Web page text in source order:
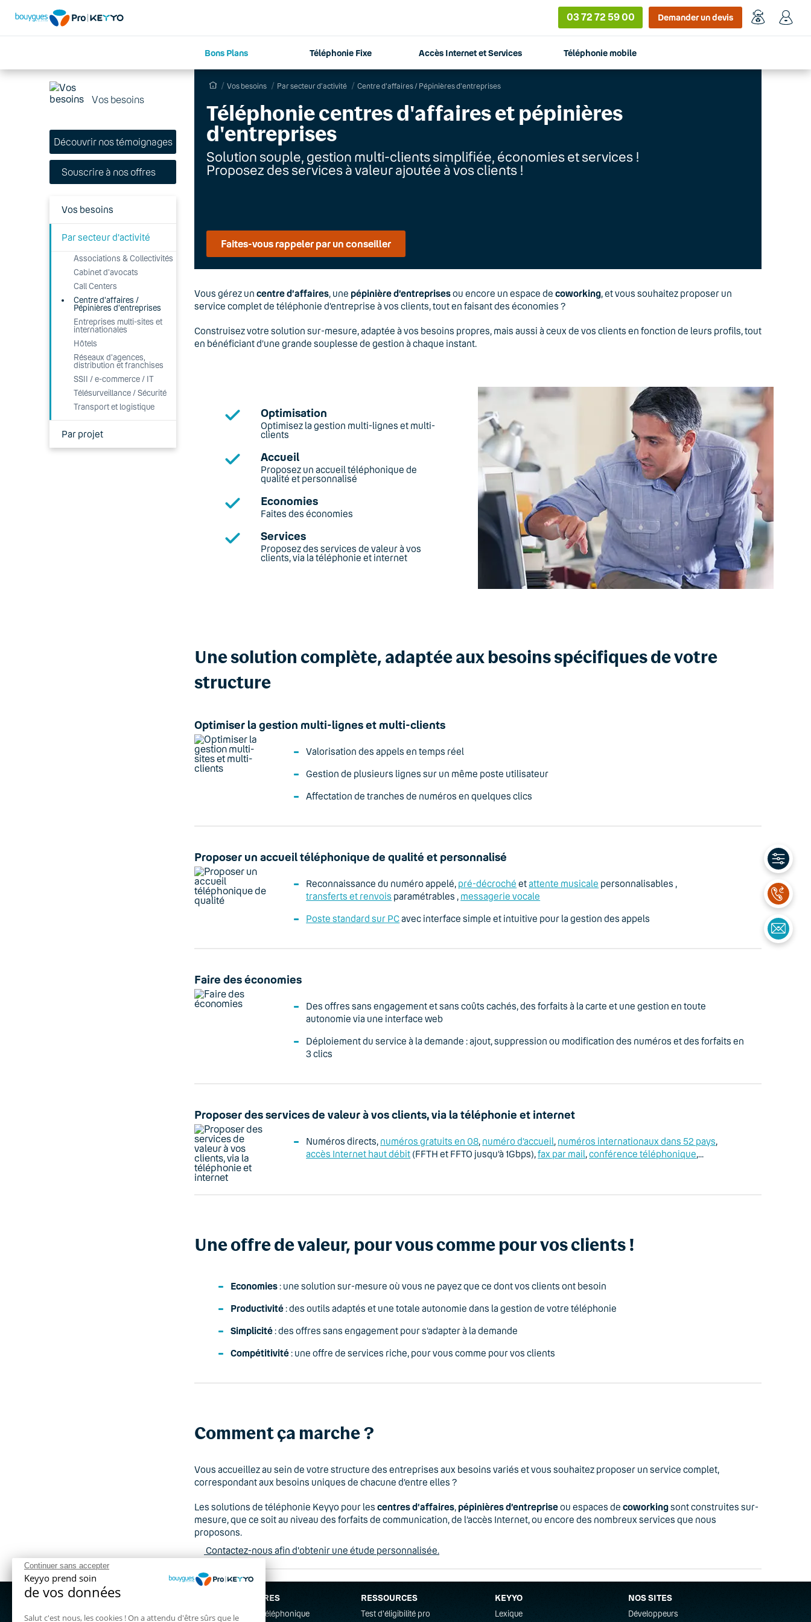
Continuer sans accepter
Keyyo prend soin
de vos données
Salut c'est nous, les cookies ! On a attendu d'être sûrs que le
03 72 72 59 00 Demander un devis
Bons Plans Téléphonie Fixe Accès Internet et Services Téléphonie mobile
Vos besoins
Découvrir nos témoignages
Souscrire à nos offres
Vos besoins
Par secteur d'activité
Associations & Collectivités
Cabinet d'avocats
Call Centers
Centre d'affaires /
Pépinières d'entreprises
Entreprises multi-sites et
internationales
Hôtels
Réseaux d'agences,
distribution et franchises
SSII / e-commerce / IT
Télésurveillance / Sécurité
Transport et logistique
Par projet
Vos besoins Par secteur d'activité Centre d'affaires / Pépinières d'entreprises
Téléphonie centres d'affaires et pépinières
d'entreprises
Solution souple, gestion multi-clients simplifiée, économies et services !
Proposez des services à valeur ajoutée à vos clients !
Faites-vous rappeler par un conseiller
Vous gérez un centre d’affaires, une pépinière d’entreprisesou encore un espace de coworking, et vous souhaitez proposer un
service complet de téléphonie d’entreprise à vos clients, tout en faisant des économies ?
Construisez votre solution sur-mesure, adaptée à vos besoins propres, mais aussi à ceux de vos clients en fonction de leurs profils, tout
en bénéficiant d’une grande souplesse de gestion à chaque instant.
Optimisation
Optimisez la gestion multi-lignes et multi-
clients
Accueil
Proposez un accueil téléphonique de
qualité et personnalisé
Economies
Faites des économies
Services
Proposez des services de valeur à vos
clients, via la téléphonie et internet
Une solution complète, adaptée aux besoins spécifiques de votre
structure
Optimiser la gestion multi-lignes et multi-clients
Valorisation des appels en temps réel
Gestion de plusieurs lignes sur un même poste utilisateur
Affectation de tranches de numéros en quelques clics
Proposer un accueil téléphonique de qualité et personnalisé
Reconnaissance du numéro appelé, pré-décroché etattente musicale personnalisables ,
transferts et renvois paramétrables , messagerie vocale
Poste standard sur PCavec interface simple et intuitive pour la gestion des appels
Faire des économies
Des offres sans engagement et sans coûts cachés, des forfaits à la carte et une gestion en toute
autonomie via une interface web
Déploiement du service à la demande : ajout, suppression ou modification des numéros et des forfaits en
3 clics
Proposer des services de valeur à vos clients, via la téléphonie et internet
Numéros directs, numéros gratuits en 08, numéro d’accueil, numéros internationaux dans 52 pays,
accès Internet haut débit (FFTH et FFTO jusqu’à 1Gbps),fax par mail,conférence téléphonique,...
Une offre de valeur, pour vous comme pour vos clients !
Economies: une solution sur-mesure où vous ne payez que ce dont vos clients ont besoin
Productivité: des outils adaptés et une totale autonomie dans la gestion de votre téléphonie
Simplicité: des offres sans engagement pour s’adapter à la demande
Compétitivité: une offre de services riche, pour vous comme pour vos clients
Comment ça marche ?
Vous accueillez au sein de votre structure des entreprises aux besoins variés et vous souhaitez proposer un service complet,
correspondant aux besoins uniques de chacune d’entre elles ?
Les solutions de téléphonie Keyyo pour les centres d’affaires, pépinières d’entrepriseou espaces de coworkingsont construites sur-
mesure, que ce soit au niveau des forfaits de communication, de l’accès Internet, ou encore des nombreux services que nous
proposons.
Contactez-nous afin d'obtenir une étude personnalisée.
Nous contacter gratuitement au : NOS OFFRES
Standard téléphonique
RESSOURCES
Test d'éligibilité pro
KEYYO
Lexique
NOS SITES
Développeurs